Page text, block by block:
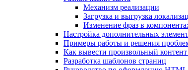
Механизм реализации
Загрузка и выгрузка
Изменение фраз в
Настройка дополнительных
Примеры работы и решения
Как вывести произвольный
Разработка шаблонов страниц